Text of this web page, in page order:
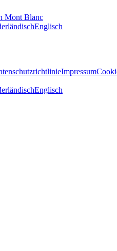
Mont Blanc
Englisch
Impressum
Englisch